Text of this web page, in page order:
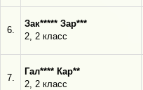
6.
Зак***** Зар***
2, 2 класс
7.
Гал**** Кар**
2, 2 класс